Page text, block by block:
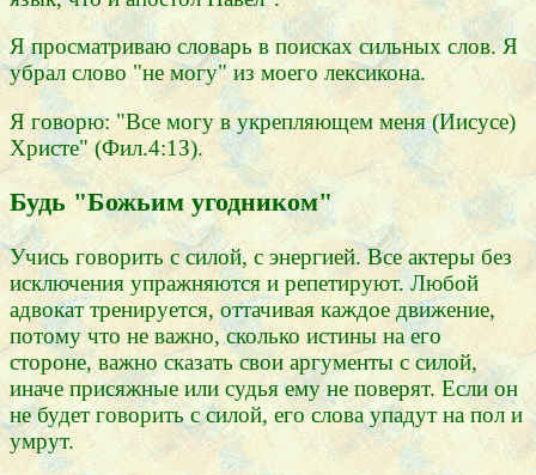
Я просматриваю словарь в поисках сильных слов. Я
убрал слово "не могу" из моего лексикона.
Я говорю: "Все могу в укрепляющем меня (Иисусе)
Христе" (Фил.4:1З).
Будь "Божьим угодником"
Учись говорить с силой, с энергией. Все актеры без
исключения упражняются и репетируют. Любой
адвокат тренируется, оттачивая каждое движение,
потому что не важно, сколько истины на его
стороне, важно сказать свои аргументы с силой,
иначе присяжные или судья ему не поверят. Если он
не будет говорить с силой, его слова упадут на пол и
умрут.